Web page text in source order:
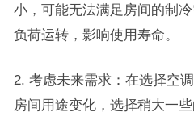
小，可能无法满足房间的制
负荷运转，影响使用寿命。
2. 考虑未来需求：在选择空
房间用途变化，选择稍大一